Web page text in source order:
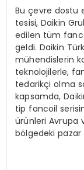
Bu çevre dostu
tesisi, Daikin
edilen tüm
geldi. Daikin
mühendislerin
teknolojilerle,
tedarikçi olma
kapsamda,
tip fancoil
ürünleri Avrupa
bölgedeki pazar